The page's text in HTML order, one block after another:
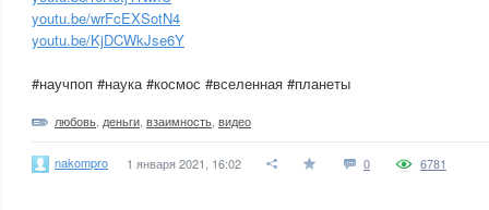
youtu.be/wrFcEXSotN4
youtu.be/KjDCWkJse6Y
#научпоп #наука #космос #вселенная #планеты
любовь деньги взаимность видео
nakompro 1 января 2021, 16:02 0 6781